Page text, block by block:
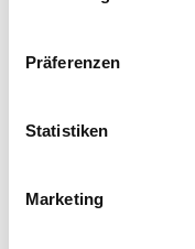
Präferenzen
Statistiken
Marketing